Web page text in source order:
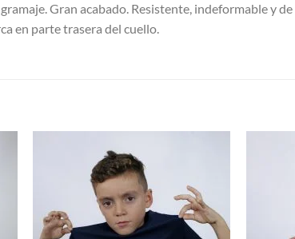
Gran acabado. Resistente, indeformable y
en parte trasera del cuello.